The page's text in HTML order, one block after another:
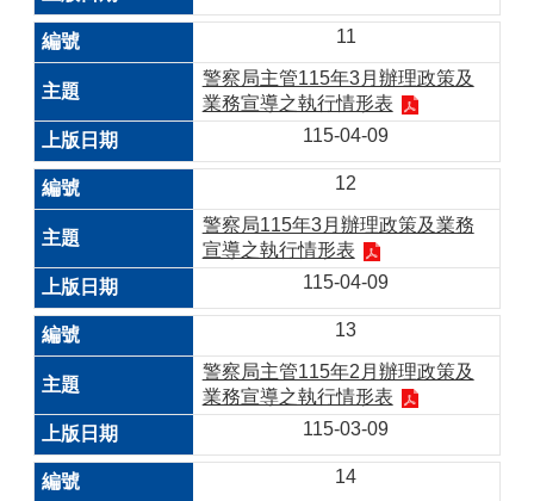
11
警察局主管115年3月辦理政策及
業務宣導之執行情形表
115-04-09
12
警察局115年3月辦理政策及業務
宣導之執行情形表
115-04-09
13
警察局主管115年2月辦理政策及
業務宣導之執行情形表
115-03-09
14